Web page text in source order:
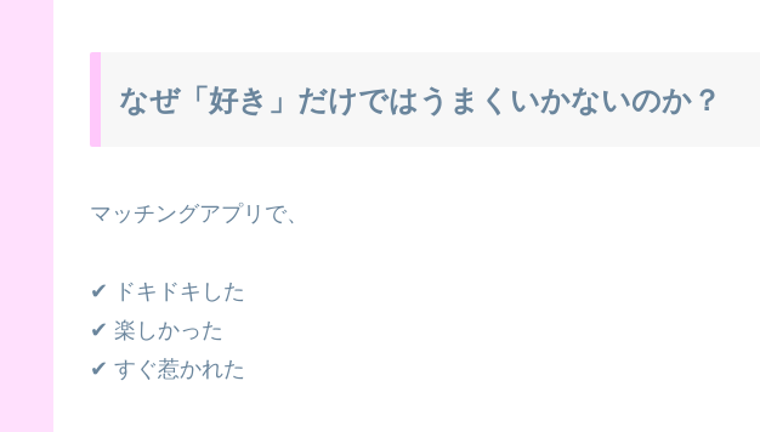
なぜ「好き」だけではうまくいかないのか？
マッチングアプリで、
✔ ドキドキした
✔ 楽しかった
✔ すぐ惹かれた